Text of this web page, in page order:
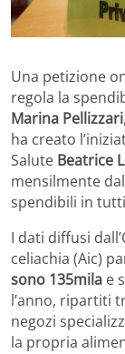
Una petizione
regola la
Marina Pellizzari
ha creato
Salute Beatrice
mensilmente
spendibili in
I dati diffusi
celiachia (Aic)
sono 135mila e
l’anno, ripartiti
negozi
la propria